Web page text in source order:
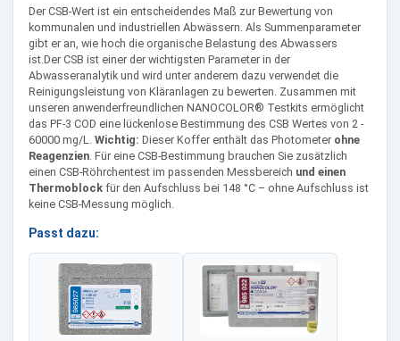
Der CSB-Wert ist ein entscheidendes Maß zur Bewertung von
kommunalen und industriellen Abwässern. Als Summenparameter
gibt er an, wie hoch die organische Belastung des Abwassers
ist.Der CSB ist einer der wichtigsten Parameter in der
Abwasseranalytik und wird unter anderem dazu verwendet die
Reinigungsleistung von Kläranlagen zu bewerten. Zusammen mit
unseren anwenderfreundlichen NANOCOLOR® Testkits ermöglicht
das PF-3 COD eine lückenlose Bestimmung des CSB Wertes von 2 -
60000 mg/L. Wichtig: Dieser Koffer enthält das Photometer ohne
Reagenzien. Für eine CSB-Bestimmung brauchen Sie zusätzlich
einen CSB-Röhrchentest im passenden Messbereich und einen
Thermoblockfür den Aufschluss bei 148 °C – ohne Aufschluss ist
keine CSB-Messung möglich.
Passt dazu: